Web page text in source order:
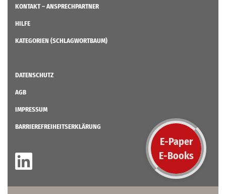
KONTAKT – ANSPRECHPARTNER
HILFE
KATEGORIEN (SCHLAGWORTBAUM)
DATENSCHUTZ
AGB
IMPRESSUM
BARRIEREFREIHEITSERKLÄRUNG
E-Paper
E-Books